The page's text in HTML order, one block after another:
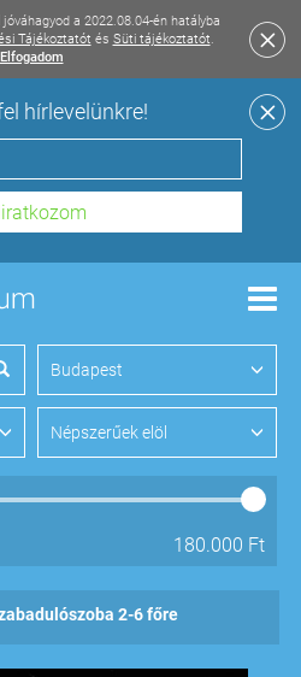
a 2022.08.04-én hatályba
Tájékoztatót és Süti tájékoztatót.
Elfogadom
hírlevelünkre!
Budapest
Népszerűek elöl
180.000 Ft
2-6 főre